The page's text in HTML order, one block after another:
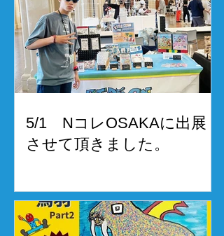
5/1 NコレOSAKAに出展
させて頂きました。